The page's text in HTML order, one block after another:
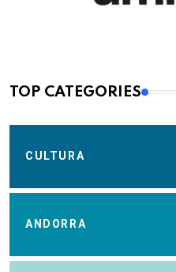
TOP CATEGORIES
CULTURA
ANDORRA